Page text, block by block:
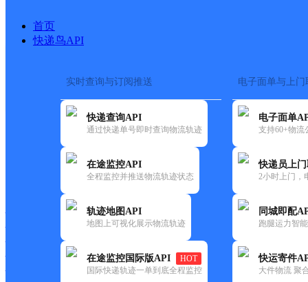
首页
快递鸟API
实时查询与订阅推送
快递查询API
通过快递单号即时查询物流轨迹
在途监控API
全程监控并推送物流轨迹状态
轨迹地图API
地图上可视化展示物流轨迹
在途监控国际版API
HOT
国际快递轨迹一单到底全程监控
电子面单与上门
电子面单
支持60+物流
快递员上
2小时上门，
同城即配
跑腿运力智
快运寄件
大件物流 聚
快递大全> 快递网
快运大全 快递时效